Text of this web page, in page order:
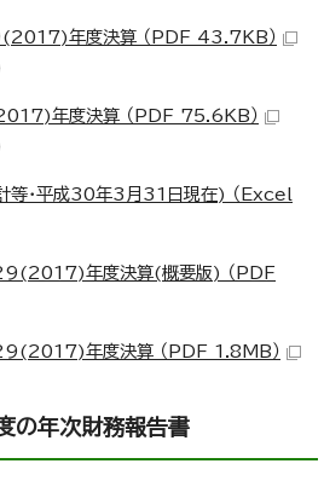
年度決算 （PDF 43.7KB）
年度決算 （PDF 75.6KB）
等・平成30年3月31日現在) （Excel
年度決算(概要版) （PDF
年度決算 （PDF 1.8MB）
年次財務報告書